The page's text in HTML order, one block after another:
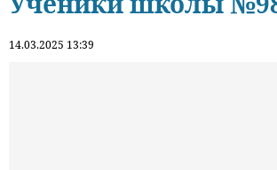
14.03.2025 13:39